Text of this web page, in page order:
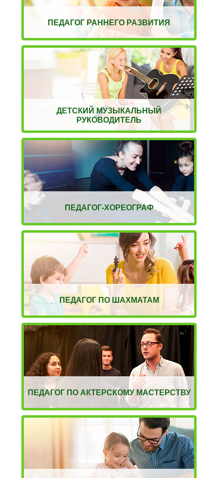
ПЕДАГОГ РАННЕГО РАЗВИТИЯ
ДЕТСКИЙ МУЗЫКАЛЬНЫЙ
РУКОВОДИТЕЛЬ
ПЕДАГОГ-ХОРЕОГРАФ
ПЕДАГОГ ПО ШАХМАТАМ
ПЕДАГОГ ПО АКТЕРСКОМУ МАСТЕРСТВУ